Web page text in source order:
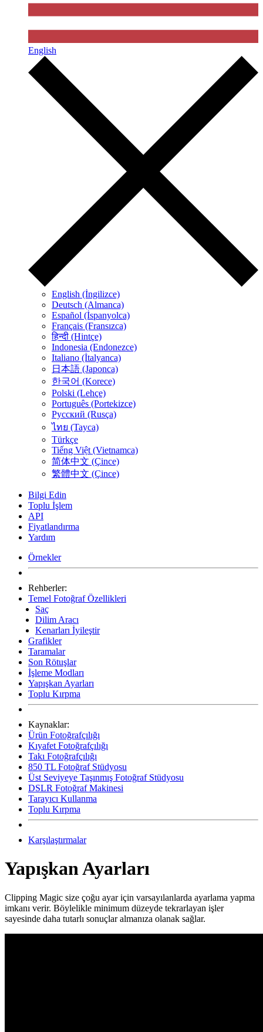
English
English (İngilizce)
Deutsch (Almanca)
Español (İspanyolca)
Français (Fransızca)
हिन्दी (Hintçe)
Indonesia (Endonezce)
Italiano (İtalyanca)
日本語 (Japonca)
한국어 (Korece)
Polski (Lehçe)
Português (Portekizce)
Русский (Rusça)
ไทย (Tayca)
Türkçe
Tiếng Việt (Vietnamca)
简体中文 (Çince)
繁體中文 (Çince)
Bilgi Edin
Toplu İşlem
API
Fiyatlandırma
Yardım
Örnekler
Rehberler:
Temel Fotoğraf Özellikleri
Saç
Dilim Aracı
Kenarları İyileştir
Grafikler
Taramalar
Son Rötuşlar
İşleme Modları
Yapışkan Ayarları
Toplu Kırpma
Kaynaklar:
Ürün Fotoğrafçılığı
Kıyafet Fotoğrafçılığı
Takı Fotoğrafçılığı
850 TL Fotoğraf Stüdyosu
Üst Seviyeye Taşınmış Fotoğraf Stüdyosu
DSLR Fotoğraf Makinesi
Tarayıcı Kullanma
Toplu Kırpma
Karşılaştırmalar
Yapışkan Ayarları
Clipping Magic size çoğu ayar için varsayılanlarda ayarlama yapma
imkanı verir. Böylelikle minimum düzeyde tekrarlayan işler
sayesinde daha tutarlı sonuçlar almanıza olanak sağlar.